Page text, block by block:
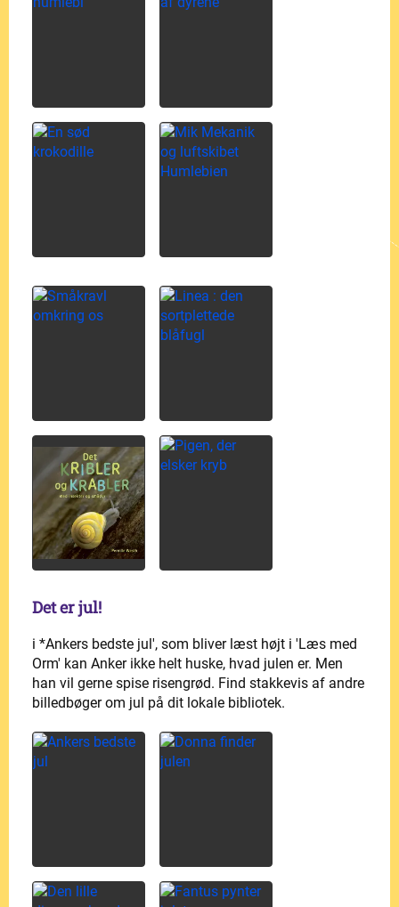
Det er jul!
i *Ankers bedste jul', som bliver læst højt i 'Læs med
Orm' kan Anker ikke helt huske, hvad julen er. Men
han vil gerne spise risengrød. Find stakkevis af andre
billedbøger om jul på dit lokale bibliotek.